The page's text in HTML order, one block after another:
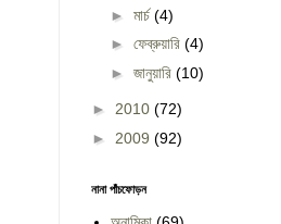
► মার্চ(4)
► ফেব্রুয়ারি (4)
► জানুয়ারি (10)
► 2010 (72)
► 2009 (92)
নানা পাঁচফোড়ন